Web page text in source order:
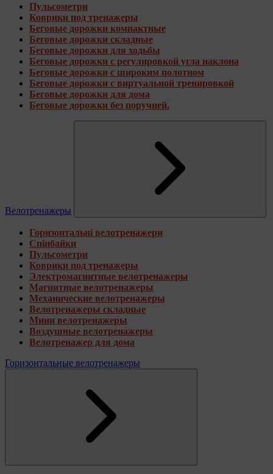
Пульсометри
Коврики под тренажеры
Беговые дорожки компактные
Беговые дорожки складные
Беговые дорожки для ходьбы
Беговые дорожки с регулировкой угла наклона
Беговые дорожки с широким полотном
Беговые дорожки с виртуальной тренировкой
Беговые дорожки для дома
Беговые дорожки без поручней.
Велотренажеры
Горизонтальні велотренажери
Спінбайки
Пульсометри
Коврики под тренажеры
Электромагнитные велотренажеры
Магнитные велотренажеры
Механические велотренажеры
Велотренажеры складные
Мини велотренажеры
Воздушные велотренажеры
Велотренажер для дома
Горизонтальные велотренажеры